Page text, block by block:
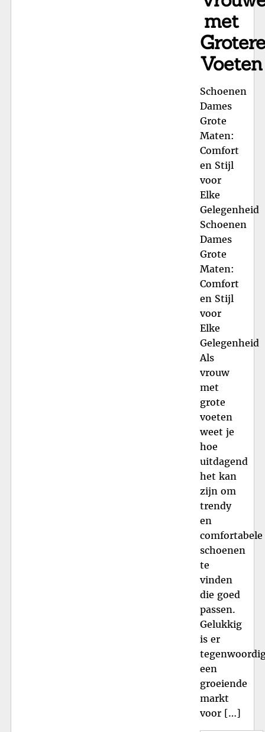
met
Grotere
Voeten
Schoenen
Dames
Grote
Maten:
Comfort
en Stijl
voor
Elke
Gelegenheid
Schoenen
Dames
Grote
Maten:
Comfort
en Stijl
voor
Elke
Gelegenheid
Als
vrouw
met
grote
voeten
weet je
hoe
uitdagend
het kan
zijn om
trendy
en
comfortabele
schoenen
te
vinden
die goed
passen.
Gelukkig
is er
een
groeiende
markt
voor […]